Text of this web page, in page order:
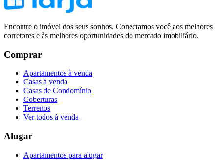
Encontre o imóvel dos seus sonhos. Conectamos você aos melhores
corretores e às melhores oportunidades do mercado imobiliário.
Comprar
Apartamentos à venda
Casas à venda
Casas de Condomínio
Coberturas
Terrenos
Ver todos à venda
Alugar
Apartamentos para alugar